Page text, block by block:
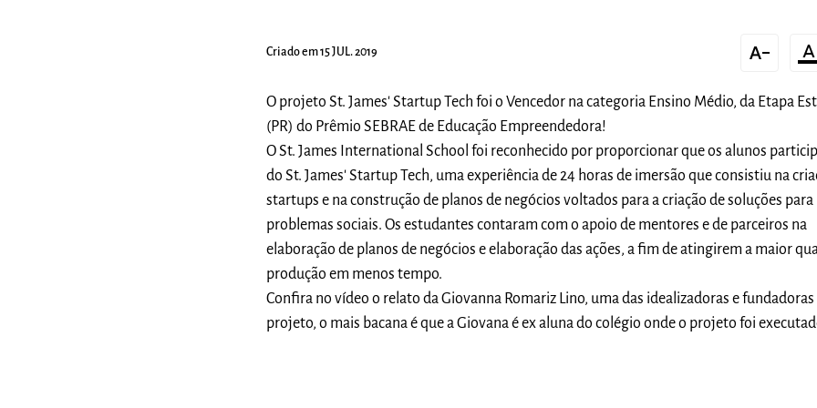
Criado em 15 JUL. 2019 text_decrease format_color_text
O projeto St. James' Startup Tech foi o Vencedor na categoria Ensino Médio, da Etapa
(PR) do Prêmio SEBRAE de Educação Empreendedora!
O St. James International School foi reconhecido por proporcionar que os alunos
do St. James' Startup Tech, uma experiência de 24 horas de imersão que consistiu na
startups e na construção de planos de negócios voltados para a criação de soluções para
problemas sociais. Os estudantes contaram com o apoio de mentores e de parceiros na
elaboração de planos de negócios e elaboração das ações, a fim de atingirem a maior
produção em menos tempo.
Confira no vídeo o relato da Giovanna Romariz Lino, uma das idealizadoras e fundadoras
projeto, o mais bacana é que a Giovana é ex aluna do colégio onde o projeto foi